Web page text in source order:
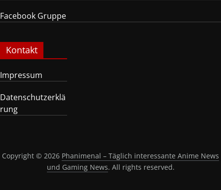
Facebook Gruppe
Kontakt
Impressum
Datenschutzerklä
rung
Copyright © 2026 Phanimenal – Täglich interessante Anime News
und Gaming News. All rights reserved.